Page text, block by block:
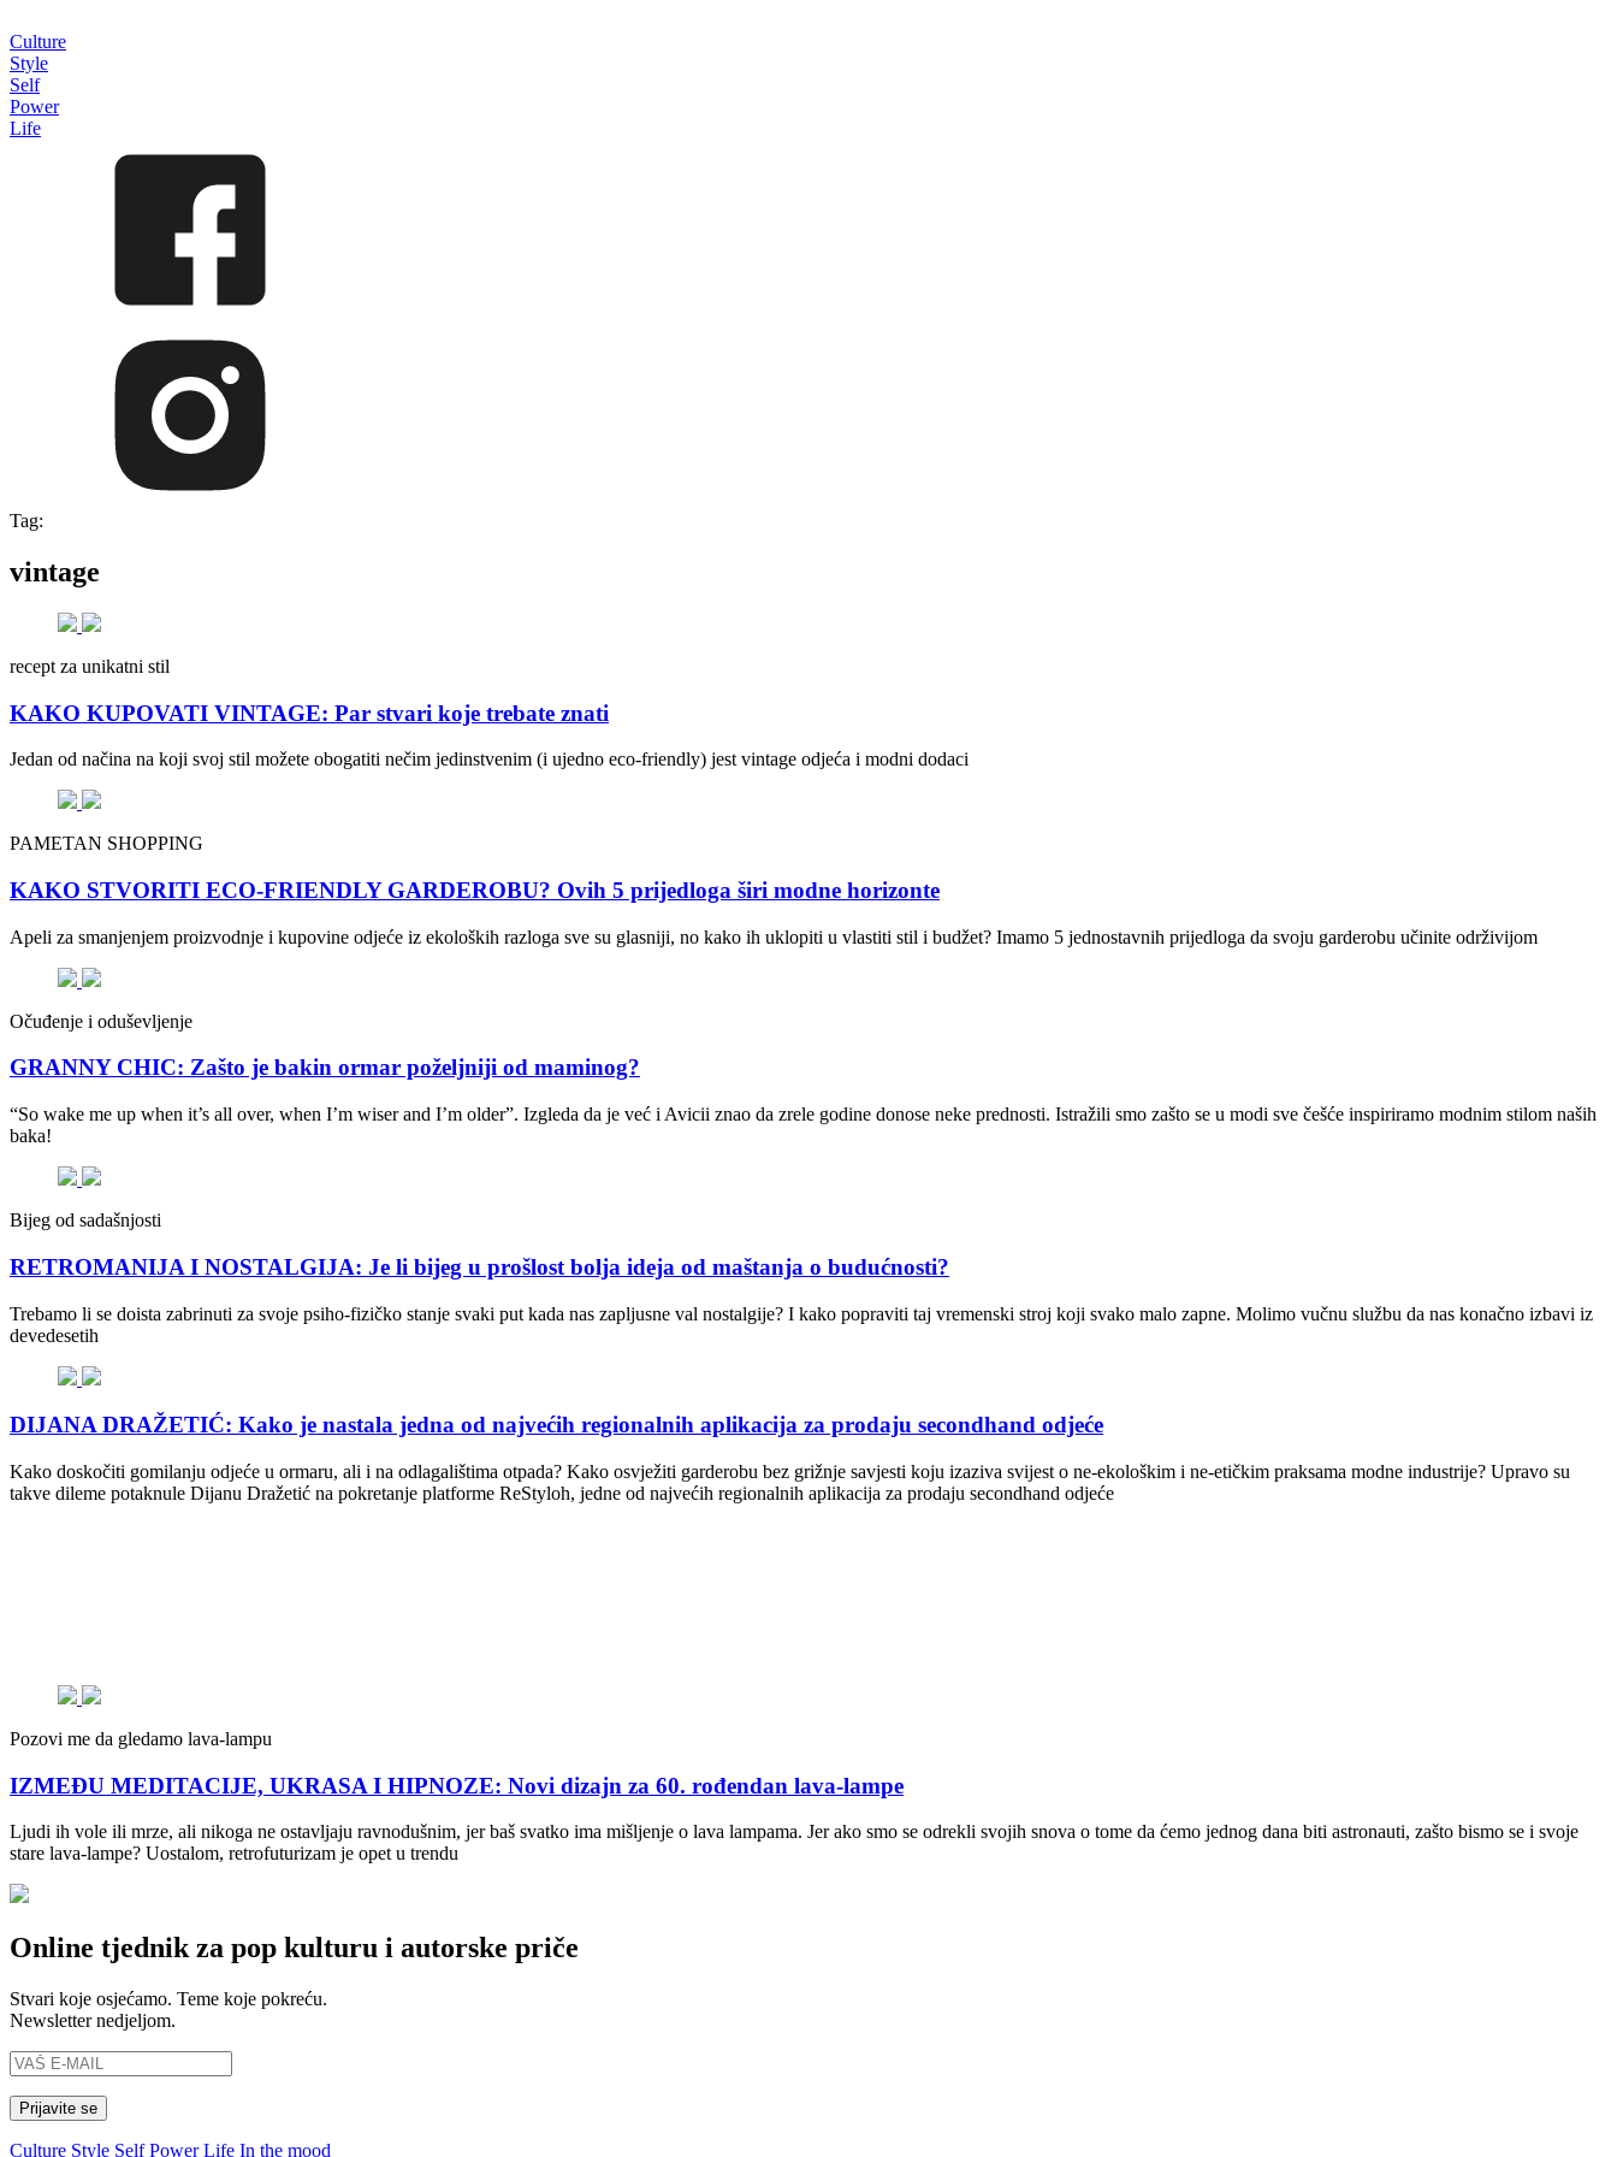
Culture
Style
Self
Power
Life
Tag:
vintage
recept za unikatni stil
KAKO KUPOVATI VINTAGE: Par stvari koje trebate znati
Jedan od načina na koji svoj stil možete obogatiti nečim jedinstvenim (i ujedno eco-friendly) jest vintage odjeća i modni dodaci
PAMETAN SHOPPING
KAKO STVORITI ECO-FRIENDLY GARDEROBU? Ovih 5 prijedloga širi modne horizonte
Apeli za smanjenjem proizvodnje i kupovine odjeće iz ekoloških razloga sve su glasniji, no kako ih uklopiti u vlastiti stil i budžet? Imamo 5 jednostavnih prijedloga da svoju garderobu učinite održivijom
Očuđenje i oduševljenje
GRANNY CHIC: Zašto je bakin ormar poželjniji od maminog?
“So wake me up when it’s all over, when I’m wiser and I’m older”. Izgleda da je već i Avicii znao da zrele godine donose neke prednosti. Istražili smo zašto se u modi sve češće inspiriramo modnim stilom naših
baka!
Bijeg od sadašnjosti
RETROMANIJA I NOSTALGIJA: Je li bijeg u prošlost bolja ideja od maštanja o budućnosti?
Trebamo li se doista zabrinuti za svoje psiho-fizičko stanje svaki put kada nas zapljusne val nostalgije? I kako popraviti taj vremenski stroj koji svako malo zapne. Molimo vučnu službu da nas konačno izbavi iz
devedesetih
DIJANA DRAŽETIĆ: Kako je nastala jedna od najvećih regionalnih aplikacija za prodaju secondhand odjeće
Kako doskočiti gomilanju odjeće u ormaru, ali i na odlagalištima otpada? Kako osvježiti garderobu bez grižnje savjesti koju izaziva svijest o ne-ekološkim i ne-etičkim praksama modne industrije? Upravo su
takve dileme potaknule Dijanu Dražetić na pokretanje platforme ReStyloh, jedne od najvećih regionalnih aplikacija za prodaju secondhand odjeće
Pozovi me da gledamo lava-lampu
IZMEĐU MEDITACIJE, UKRASA I HIPNOZE: Novi dizajn za 60. rođendan lava-lampe
Ljudi ih vole ili mrze, ali nikoga ne ostavljaju ravnodušnim, jer baš svatko ima mišljenje o lava lampama. Jer ako smo se odrekli svojih snova o tome da ćemo jednog dana biti astronauti, zašto bismo se i svoje
stare lava-lampe? Uostalom, retrofuturizam je opet u trendu
Online tjednik za pop kulturu i autorske priče
Stvari koje osjećamo. Teme koje pokreću.
Newsletter nedjeljom.
Culture Style Self Power Life In the mood